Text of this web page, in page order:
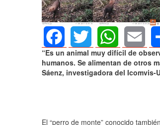
FacebookTwitter WhatsAppEmail
“Es un animal muy difícil de
humanos. Se alimentan de otros
Sáenz, investigadora del Icomvis-
El “perro de monte” conocido